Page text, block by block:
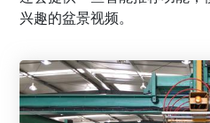
兴趣的盆景视频。